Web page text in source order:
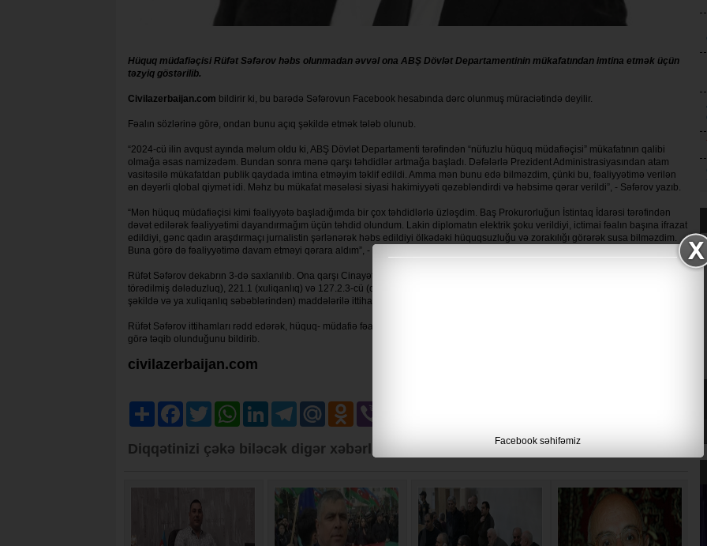
Hüquq müdafiəçisi Rüfət Səfərov həbs olunmadan əvvəl ona ABŞ Dövlət Departamentinin mükafatından imtina etmək üçün
təzyiq göstərilib.
Civilazerbaijan.com bildirir ki, bu barədə Səfərovun Facebook hesabında dərc olunmuş müraciətində deyilir.
Fəalın sözlərinə görə, ondan bunu açıq şəkildə etmək tələb olunub.
“2024-cü ilin avqust ayında məlum oldu ki, ABŞ Dövlət Departamenti tərəfindən “nüfuzlu hüquq müdafiəçisi” mükafatının qalibi
olmağa əsas namizədəm. Bundan sonra mənə qarşı təhdidlər artmağa başladı. Dəfələrlə Prezident Administrasiyasından atam
vasitəsilə mükafatdan publik qaydada imtina etməyim təklif edildi. Amma mən bunu edə bilməzdim, çünki bu, fəaliyyətimə verilən
ən dəyərli qlobal qiymət idi. Məhz bu mükafat məsələsi siyasi hakimiyyəti qəzəbləndirdi və həbsimə qərar verildi”, - Səfərov yazıb.
“Mən hüquq müdafiəçisi kimi fəaliyyətə başladığımda bir çox təhdidlərlə üzləşdim. Baş Prokurorluğun İstintaq İdarəsi tərəfindən
dəvət edilərək fəaliyyətimi dayandırmağım üçün təhdid olundum. Lakin diplomatın elektrik şoku verildiyi, ictimai fəalın başına ifrazat
edildiyi, gənc qadın araşdırmaçı jurnalistin şərlənərək həbs edildiyi ölkədəki hüquqsuzluğu və zorakılığı görərək susa bilməzdim.
Buna görə də fəaliyyətimə davam etməyi qərara aldım”, - Səfərov qeyd edib.
Rüfət Səfərov dekabrın 3-də saxlanılıb. Ona qarşı Cinayət Məcəlləsinin üç maddəsi - 178.3.2 (külli miqdarda ziyan vurmaqla
törədilmiş dələduzluq), 221.1 (xuliqanlıq) və 127.2.3-cü (qəsdən sağlamlığa daha az ciddi ziyan vurmaq, ümumi təhlükəli bir
şəkildə və ya xuliqanlıq səbəblərindən) maddələrilə ittiham irəli sürülüb. Ertəsi gün məhkəmə onu 4 ay müddətinə həbs edib.
Rüfət Səfərov ittihamları rədd edərək, hüquq- müdafiə fəaliyyətinə və ABŞ Dövlət Departamentinin mükafatına layiq görüldüyünə
görə təqib olunduğunu bildirib.
civilazerbaijan.com
Share FacebookTwitter WhatsAppLinkedInTelegramMail.Ru Odnoklassniki
Diqqətinizi çəkə biləcək digər xəbərlər
Facebook səhifəmiz